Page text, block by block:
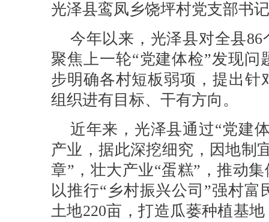
光泽县鸾凤乡饶坪村党支部书
今年以来，光泽县对全县
聚焦上一轮“党建体检”发现
步明确各村短板弱项，提出
组织进有目标、干有方向。
近年来，光泽县通过“党建
产业，据此深挖细究，因地制
章”，壮大产业“蛋糕”，推动
以推行“乡村振兴公司”强村
土地220亩，打造瓜蒌种植基